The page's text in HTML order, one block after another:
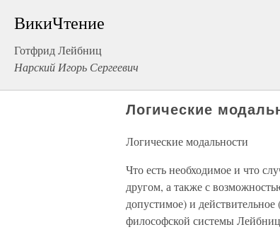
ВикиЧтение
Готфрид Лейбниц
Нарский Игорь Сергеевич
Логические
Логические модальности
Что есть необходимое и что
другом, а также с
допустимое) и
философской системы